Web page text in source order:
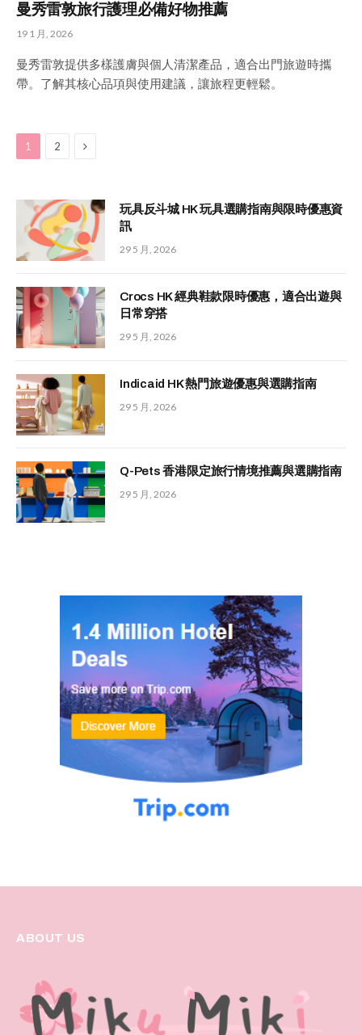
曼秀雷敦旅行護理必備好物推薦
19 1 月, 2026
曼秀雷敦提供多樣護膚與個人清潔產品，適合出門旅遊時攜
帶。了解其核心品項與使用建議，讓旅程更輕鬆。
1 2 Next
玩具反斗城 HK 玩具選購指南與限時優惠資
訊
29 5 月, 2026
Crocs HK 經典鞋款限時優惠，適合出遊與
日常穿搭
29 5 月, 2026
Indicaid HK 熱門旅遊優惠與選購指南
29 5 月, 2026
Q-Pets 香港限定旅行情境推薦與選購指南
29 5 月, 2026
ABOUT US